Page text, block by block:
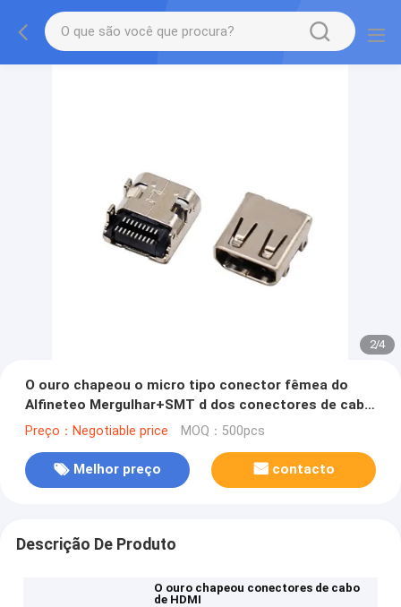
2/4
O ouro chapeou o micro tipo conector fêmea do
Alfineteo Mergulhar+SMT d dos conectores de cabo
19 de HDMI
Preço：Negotiable price MOQ：500pcs
Melhor preço contacto
Descrição De Produto
O ouro chapeou conectores de cabo
de HDMI